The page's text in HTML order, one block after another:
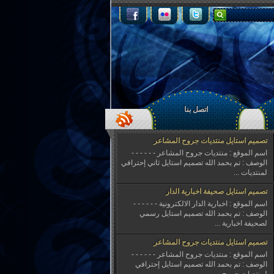
اتصل بنا
تصميم استايل منتديات جروح المشاعر
اسم الموقع : منتديات جروح المشاعر - - - - - -
الوصف : تم بحمد الله تصميم استايل ثاني إحترافي
لمنتديات ...
تصميم استايل صحيفة اخبارية الدار
اسم الموقع : اخبارية الدار الالكترونية - - - - - -
الوصف : تم بحمد الله تصميم استايل رسمي
لصحيفة اخبارية ...
تصميم استايل منتديات جروح المشاعر
اسم الموقع : منتديات جروح المشاعر - - - - - -
الوصف : تم بحمد الله تصميم استايل إحترافي